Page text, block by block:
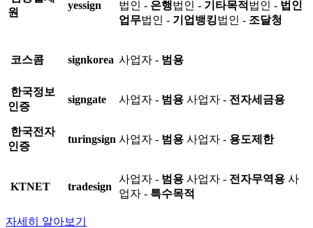
원
yessign
법인 - 은행법인 - 기타목적 법인 - 법인
업무법인 - 기업뱅킹법인 - 조달청
코스콤 signkorea 사업자 - 범용
한국정보
인증
signgate 사업자 - 범용 사업자 - 전자세금용
한국전자
인증
turingsign 사업자 - 범용 사업자 - 용도제한
KTNET tradesign
사업자 - 범용 사업자 - 전자무역용 사
업자 - 특수목적
자세히 알아보기